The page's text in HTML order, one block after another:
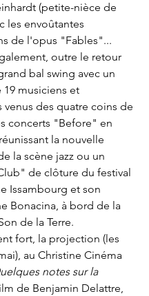
(petite-nièce de
les envoûtantes
de l'opus "Fables"...
outre le retour
bal swing avec un
musiciens et
venus des quatre coins de
concerts "Before" en
la nouvelle
la scène jazz ou un
de clôture du festival
Issambourg et son
Bonacina, à bord de la
de la Terre.
fort, la projection (les
au Christine Cinéma
notes sur la
de Benjamin Delattre,